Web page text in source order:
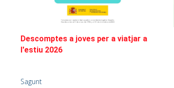
Descomptes a joves per a viatjar a
l'estiu 2026
Sagunt